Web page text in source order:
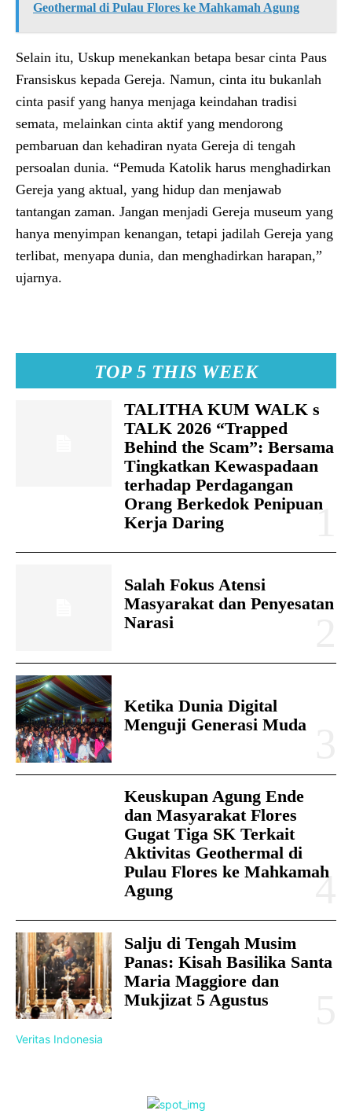
TOP 5 THIS WEEK
TALITHA KUM WALK s
TALK 2026 “Trapped
Behind the Scam”: Bersama
Tingkatkan Kewaspadaan
terhadap Perdagangan
Orang Berkedok Penipuan
Kerja Daring
Salah Fokus Atensi
Masyarakat dan Penyesatan
Narasi
Ketika Dunia Digital
Menguji Generasi Muda
Keuskupan Agung Ende
dan Masyarakat Flores
Gugat Tiga SK Terkait
Aktivitas Geothermal di
Pulau Flores ke Mahkamah
Agung
Salju di Tengah Musim
Panas: Kisah Basilika Santa
Maria Maggiore dan
Mukjizat 5 Agustus
Veritas Indonesia
Geothermal di Pulau Flores ke Mahkamah Agung
Selain itu, Uskup menekankan betapa besar cinta Paus
Fransiskus kepada Gereja. Namun, cinta itu bukanlah
cinta pasif yang hanya menjaga keindahan tradisi
semata, melainkan cinta aktif yang mendorong
pembaruan dan kehadiran nyata Gereja di tengah
persoalan dunia. “Pemuda Katolik harus menghadirkan
Gereja yang aktual, yang hidup dan menjawab
tantangan zaman. Jangan menjadi Gereja museum yang
hanya menyimpan kenangan, tetapi jadilah Gereja yang
terlibat, menyapa dunia, dan menghadirkan harapan,”
ujarnya.